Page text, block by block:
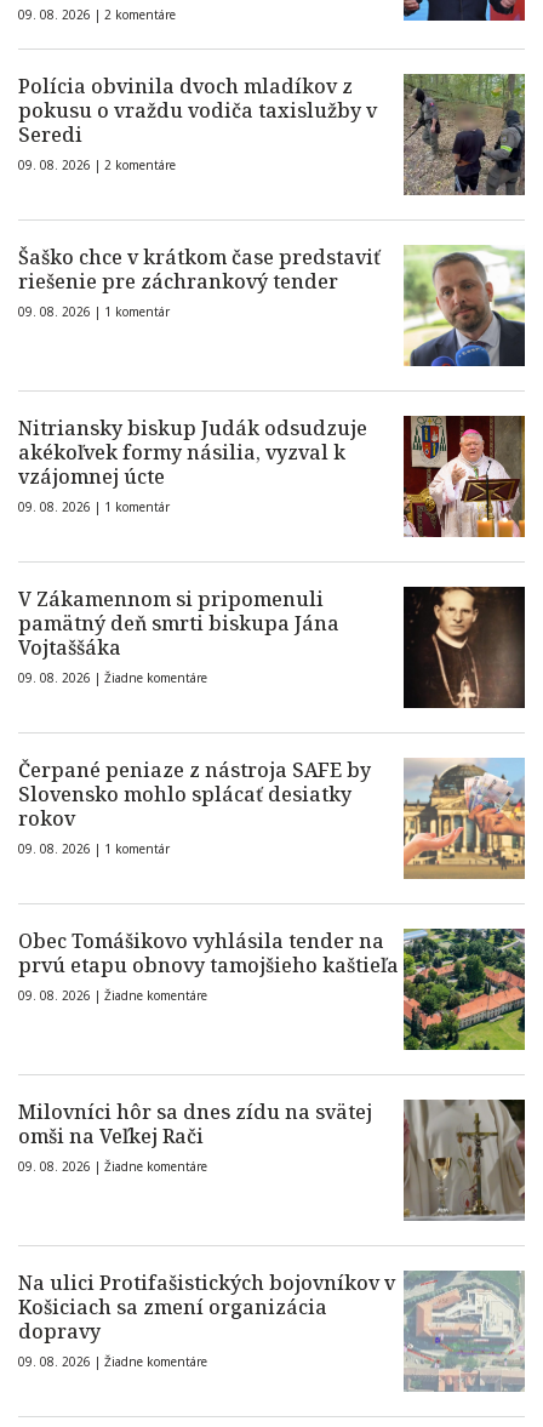
09. 08. 2026 | 2 komentáre
Polícia obvinila dvoch mladíkov z
pokusu o vraždu vodiča taxislužby v
Seredi
09. 08. 2026 | 2 komentáre
Šaško chce v krátkom čase predstaviť
riešenie pre záchrankový tender
09. 08. 2026 | 1 komentár
Nitriansky biskup Judák odsudzuje
akékoľvek formy násilia, vyzval k
vzájomnej úcte
09. 08. 2026 | 1 komentár
V Zákamennom si pripomenuli
pamätný deň smrti biskupa Jána
Vojtaššáka
09. 08. 2026 | Žiadne komentáre
Čerpané peniaze z nástroja SAFE by
Slovensko mohlo splácať desiatky
rokov
09. 08. 2026 | 1 komentár
Obec Tomášikovo vyhlásila tender na
prvú etapu obnovy tamojšieho kaštieľa
09. 08. 2026 | Žiadne komentáre
Milovníci hôr sa dnes zídu na svätej
omši na Veľkej Rači
09. 08. 2026 | Žiadne komentáre
Na ulici Protifašistických bojovníkov v
Košiciach sa zmení organizácia
dopravy
09. 08. 2026 | Žiadne komentáre